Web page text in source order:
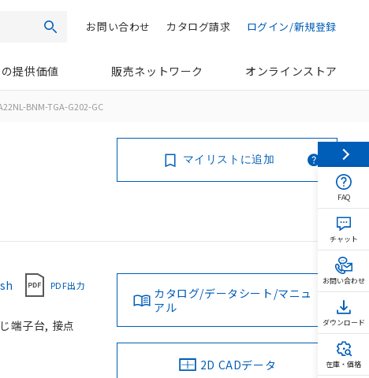
検索 ログイン/新規登録
カタログ請求
お問い合わせ
提供価値 販売ネットワーク オンラインストア
BNM-TGA-G202-GC
マイリストに追加
PDF出力
端子台, 接点
カタログ/データシート/マニュ
アル
2D CADデータ
FAQ
チャット
お問い合わせ
ダウンロード
在庫・価格